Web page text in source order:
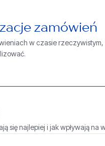
zamówień
w czasie rzeczywistym,
się najlepiej i jak wpływają na